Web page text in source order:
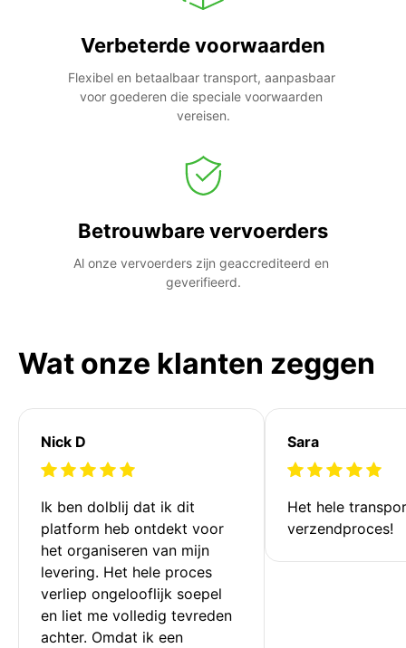
Verbeterde voorwaarden
Flexibel en betaalbaar transport, aanpasbaar
voor goederen die speciale voorwaarden
vereisen.
Betrouwbare vervoerders
Al onze vervoerders zijn geaccrediteerd en
geverifieerd.
Wat onze klanten zeggen
Nick D
Ik ben dolblij dat ik dit
platform heb ontdekt voor
het organiseren van mijn
levering. Het hele proces
verliep ongelooflijk soepel
en liet me volledig tevreden
achter. Omdat ik een
Sara
Het hele
verzendproces!